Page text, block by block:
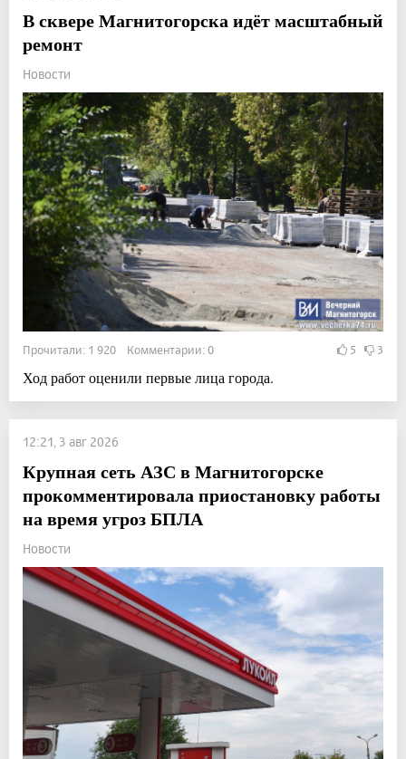
В сквере Магнитогорска идёт масштабный
ремонт
Новости
Прочитали: 1 920 Комментарии: 0 5 3
Ход работ оценили первые лица города.
12:21, 3 авг 2026
Крупная сеть АЗС в Магнитогорске
прокомментировала приостановку работы
на время угроз БПЛА
Новости